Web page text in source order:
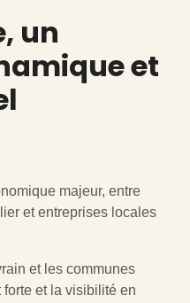
un
et
majeur, entre
et entreprises locales
et les communes
et la visibilité en